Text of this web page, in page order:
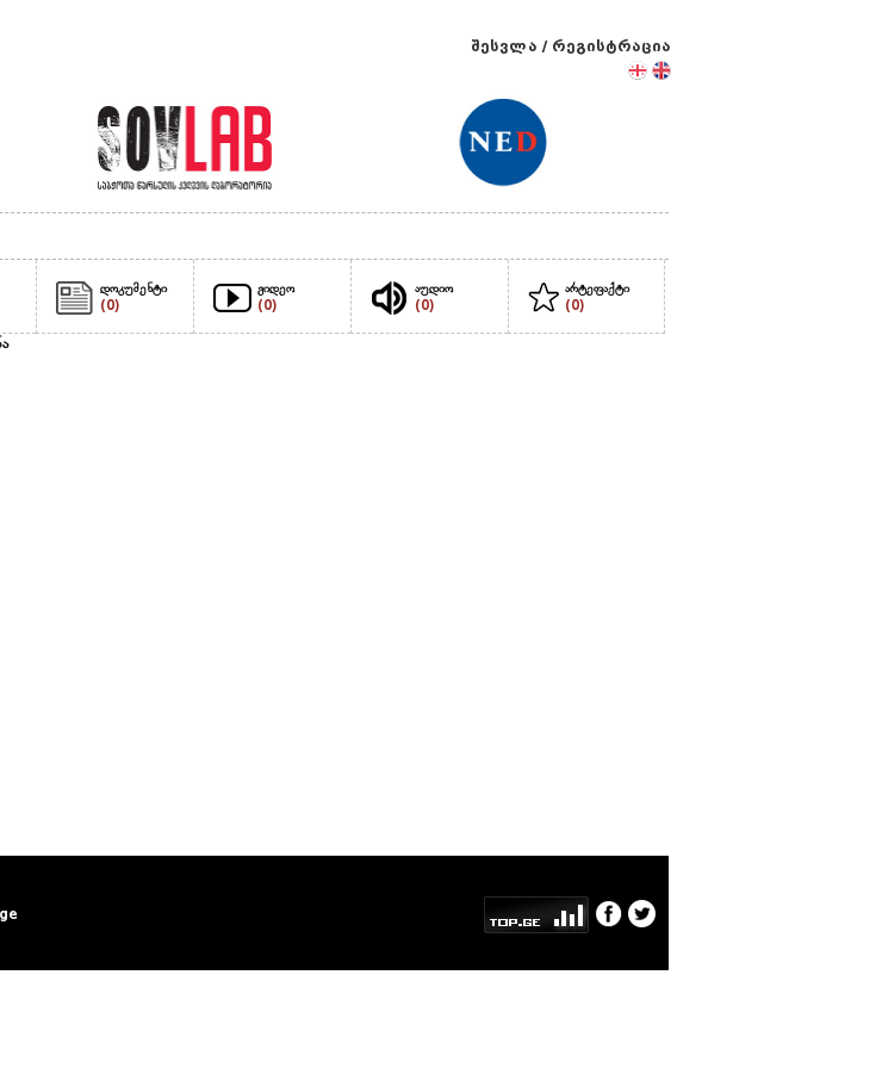
შესვლა / რეგისტრაცია
დოკუმენტი
(0)
ვიდეო
(0)
აუდიო
(0)
არტეფაქტი
(0)